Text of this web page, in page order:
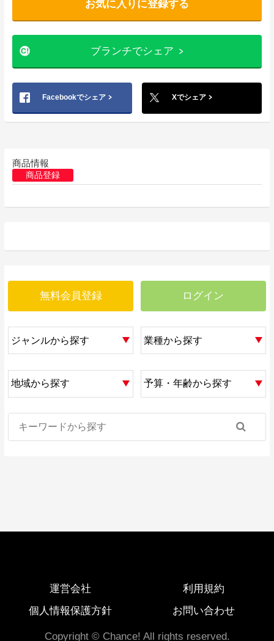
お気に入りに登録する
ブランチでシェア
Facebookでシェア Xでシェア
商品情報
商品登録
無料会員登録 ログイン
運営会社
利用規約
個人情報保護方針
お問い合わせ
Copyright © Chance! All rights reserved.